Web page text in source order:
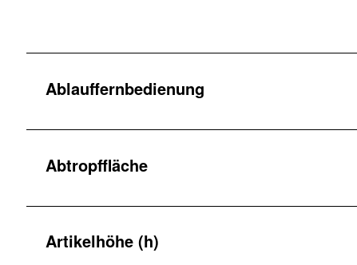
Ablauffernbedienung
Abtropffläche
Artikelhöhe (h)